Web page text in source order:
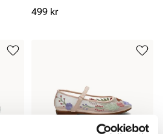
Pris
499 kr